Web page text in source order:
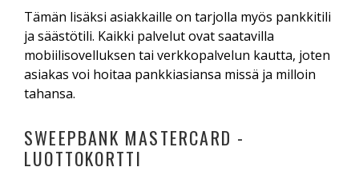
Tämän lisäksi asiakkaille on tarjolla myös pankkitili
ja säästötili. Kaikki palvelut ovat saatavilla
mobiilisovelluksen tai verkkopalvelun kautta, joten
asiakas voi hoitaa pankkiasiansa missä ja milloin
tahansa.
SWEEPBANK MASTERCARD -
LUOTTOKORTTI